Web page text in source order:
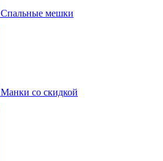
Спальные мешки
Манки со скидкой